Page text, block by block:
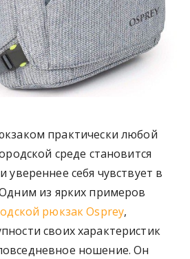
практически любой
среде становится
увереннее себя чувствует в
из ярких примеров
рюкзак Osprey,
своих характеристик
ношение. Он